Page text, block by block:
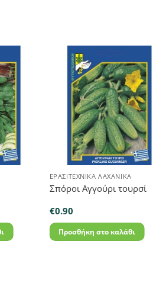
ΕΡΑΣΙΤΕΧΝΙΚΆ ΛΑΧΑΝΙΚΆ
Σπόροι Αγγούρι τουρσί
€0.90
Προσθήκη στο καλάθι